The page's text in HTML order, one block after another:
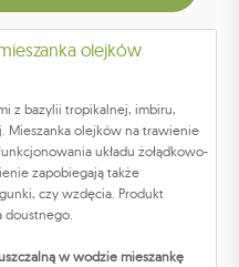
olejków
z bazylii tropikalnej, imbiru,
Mieszanka olejków na trawienie
układu żołądkowo-
zapobiegają także
czy wzdęcia. Produkt
w wodzie mieszankę